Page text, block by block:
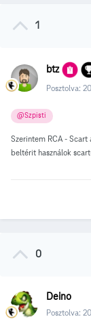
1
btz
Posztolva:
@Szpisti
Szerintem RCA -
beltérit használok
0
Deino
Posztolva: